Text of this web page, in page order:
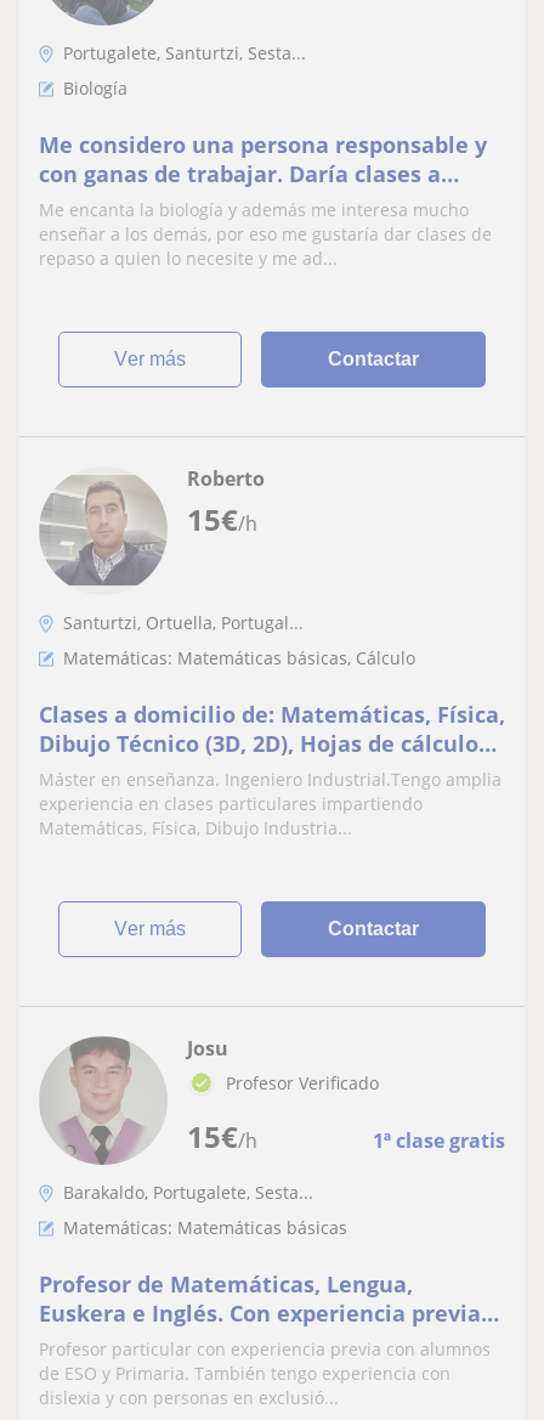
Portugalete, Santurtzi, Sesta...
Biología
Me considero una persona responsable y
con ganas de trabajar. Daría clases a
personas que necesiten refuerzo en
biología
Me encanta la biología y además me interesa mucho
enseñar a los demás, por eso me gustaría dar clases de
repaso a quien lo necesite y me ad...
ver más Contactar
15€/h
Roberto
Santurtzi, Ortuella, Portugal...
Matemáticas: Matemáticas básicas, Cálculo
Clases a domicilio de: Matemáticas, Física,
Dibujo Técnico (3D, 2D), Hojas de cálculo
(EXCEL)
Máster en enseñanza. Ingeniero Industrial.Tengo amplia
experiencia en clases particulares impartiendo
Matemáticas, Física, Dibujo Industria...
ver más Contactar
15€/h 1ª clase gratis
Josu
Profesor Verificado
Barakaldo, Portugalete, Sesta...
Matemáticas: Matemáticas básicas
Profesor de Matemáticas, Lengua,
Euskera e Inglés. Con experiencia previa
con alumnos de ESO y Primaria.
Profesor particular con experiencia previa con alumnos
de ESO y Primaria. También tengo experiencia con
dislexia y con personas en exclusió...